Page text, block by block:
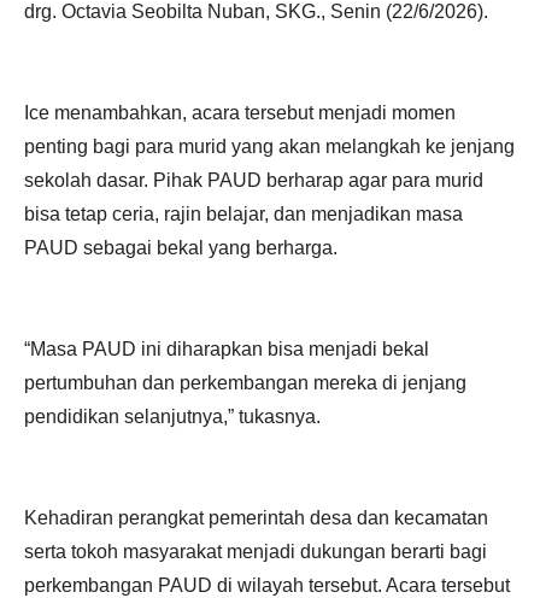
drg. Octavia Seobilta Nuban, SKG., Senin (22/6/2026).
Ice menambahkan, acara tersebut menjadi momen
penting bagi para murid yang akan melangkah ke jenjang
sekolah dasar. Pihak PAUD berharap agar para murid
bisa tetap ceria, rajin belajar, dan menjadikan masa
PAUD sebagai bekal yang berharga.
“Masa PAUD ini diharapkan bisa menjadi bekal
pertumbuhan dan perkembangan mereka di jenjang
pendidikan selanjutnya,” tukasnya.
Kehadiran perangkat pemerintah desa dan kecamatan
serta tokoh masyarakat menjadi dukungan berarti bagi
perkembangan PAUD di wilayah tersebut. Acara tersebut